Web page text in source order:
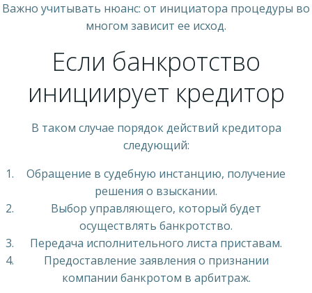
Важно учитывать нюанс: от инициатора процедуры во
многом зависит ее исход.
Если банкротство
инициирует кредитор
В таком случае порядок действий кредитора
следующий:
Обращение в судебную инстанцию, получение
решения о взыскании.
Выбор управляющего, который будет
осуществлять банкротство.
Передача исполнительного листа приставам.
Предоставление заявления о признании
компании банкротом в арбитраж.